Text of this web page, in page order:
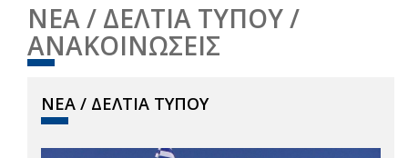
ΝΕΑ / ΔΕΛΤΙΑ ΤΥΠΟΥ /
ΑΝΑΚΟΙΝΩΣΕΙΣ
ΝΕΑ / ΔΕΛΤΙΑ ΤΥΠΟΥ